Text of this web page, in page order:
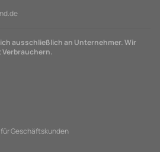
ausschließlich an Unternehmer. Wir
Verbrauchern.
Geschäftskunden